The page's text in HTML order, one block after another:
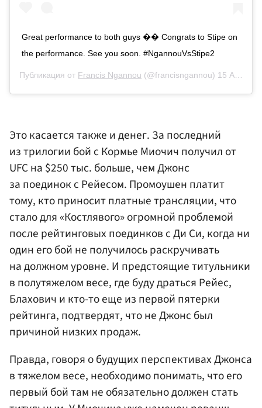
Great performance to both guys �� Congrats to Stipe on
the performance. See you soon. #NgannouVsStipe2
Публикация от Francis Ngannou (@francisngannou) 15 Авг 2020 в 10:06 PDT
Это касается также и денег. За последний
из трилогии бой с Кормье Миочич получил от
UFC на $250 тыс. больше, чем Джонс
за поединок с Рейесом. Промоушен платит
тому, кто приносит платные трансляции, что
стало для «Костлявого» огромной проблемой
после рейтинговых поединков с Ди Си, когда ни
один его бой не получилось раскручивать
на должном уровне. И предстоящие титульники
в полутяжелом весе, где буду драться Рейес,
Блахович и кто-то еще из первой пятерки
рейтинга, подтвердят, что не Джонс был
причиной низких продаж.
Правда, говоря о будущих перспективах Джонса
в тяжелом весе, необходимо понимать, что его
первый бой там не обязательно должен стать